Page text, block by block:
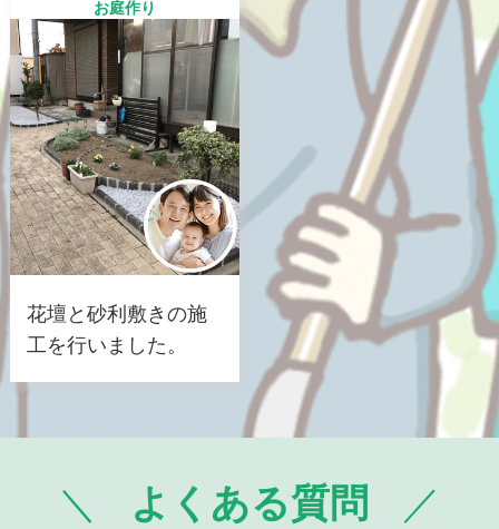
お庭作り
花壇と砂利敷きの施
工を行いました。
よくある質問